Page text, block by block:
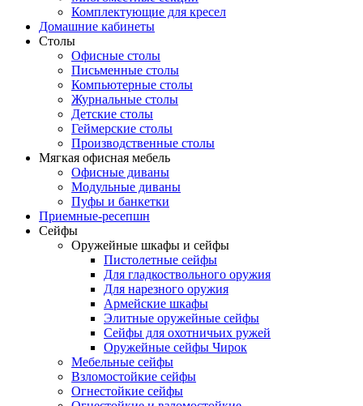
Комплектующие для кресел
Домашние кабинеты
Столы
Офисные столы
Письменные столы
Компьютерные столы
Журнальные столы
Детские столы
Геймерские столы
Производственные столы
Мягкая офисная мебель
Офисные диваны
Модульные диваны
Пуфы и банкетки
Приемные-ресепшн
Сейфы
Оружейные шкафы и сейфы
Пистолетные сейфы
Для гладкоствольного оружия
Для нарезного оружия
Армейские шкафы
Элитные оружейные сейфы
Сейфы для охотничьих ружей
Оружейные сейфы Чирок
Мебельные сейфы
Взломостойкие сейфы
Огнестойкие сейфы